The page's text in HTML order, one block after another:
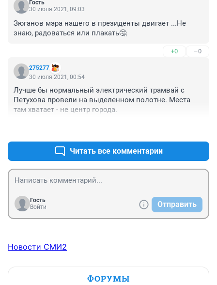
Гость
30 июля 2021, 09:03
Зюганов мэра нашего в президенты двигает ...Не
знаю, радоваться или плакать🤔
+0 –0
275277
30 июля 2021, 00:54
Лучше бы нормальный электрический трамвай с
Петухова провели на выделенном полотне. Места
там хватает - не центр города.
Читать все комментарии
Гость
Войти
Отправить
Новости СМИ2
ФОРУМЫ